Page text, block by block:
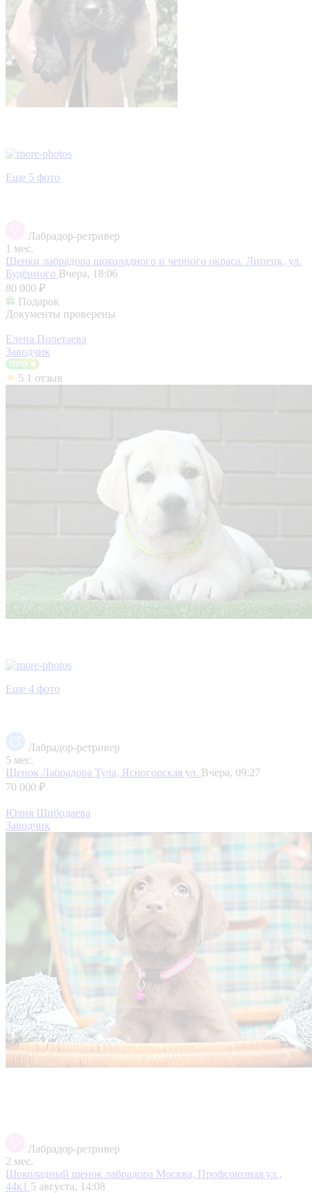
Еще 5 фото
Лабрадор-ретривер
1 мес.
Щенки лабрадора шоколадного и черного окраса. Липецк, ул.
Будённого Вчера, 18:06
80 000 ₽
Подарок
Документы проверены
Елена Полетаева
Заводчик
5 1 отзыв
Еще 4 фото
Лабрадор-ретривер
5 мес.
Щенок Лабрадора Тула, Ясногорская ул. Вчера, 09:27
70 000 ₽
Юлия Шибодаева
Заводчик
Лабрадор-ретривер
2 мес.
Шоколадный щенок лабрадора Москва, Профсоюзная ул.,
44к1 5 августа, 14:08